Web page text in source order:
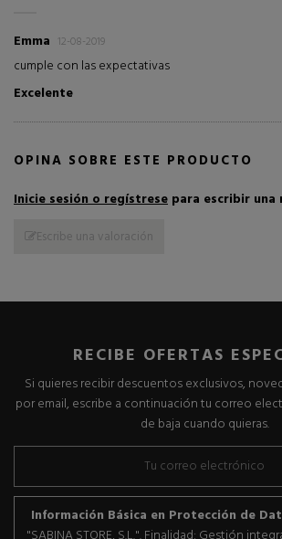
Emma 12-08-2019
cumple con las expectativas
Excelente
OPINA SOBRE ESTE PRODUCTO
Inicie sesión o regístrese para escribir una
Escribe una valoración
RECIBE OFERTAS
Si quieres recibir descuentos exclusivos,
por email, escribe a continuación tu correo
de baja cuando quieras.
Información Básica en Protección de